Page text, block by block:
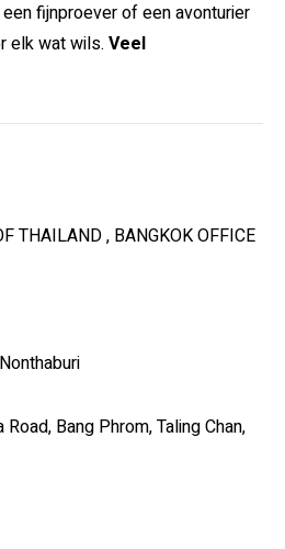
fijnproever of een avonturier
elk wat wils. Veel
THAILAND , BANGKOK OFFICE
Bang Phrom, Taling Chan,